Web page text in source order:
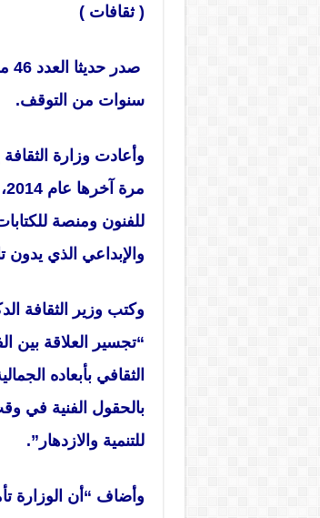
( ثقافات )
سنوات من التوقف.
للفنون ومنصة
والإبداعي الذي يدون
وكتب وزير الثقافة
“تجسير العلاقة بين
الثقافي بأبعاده
بالحقول الفنية في
للتنمية والازدهار”.
وأضاف “أن الوزارة